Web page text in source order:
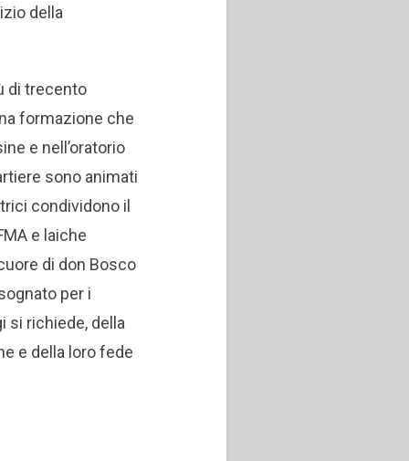
della
di trecento
formazione che
e nell’oratorio
sono animati
condividono il
e laiche
di don Bosco
per i
si richiede, della
e della loro fede